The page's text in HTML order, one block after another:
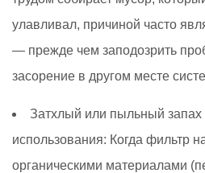
улавливал, причиной часто
— прежде чем заподозрить
засорение в другом месте
Затхлый или пыльный запах
использования: Когда фильтр
органическими материалами